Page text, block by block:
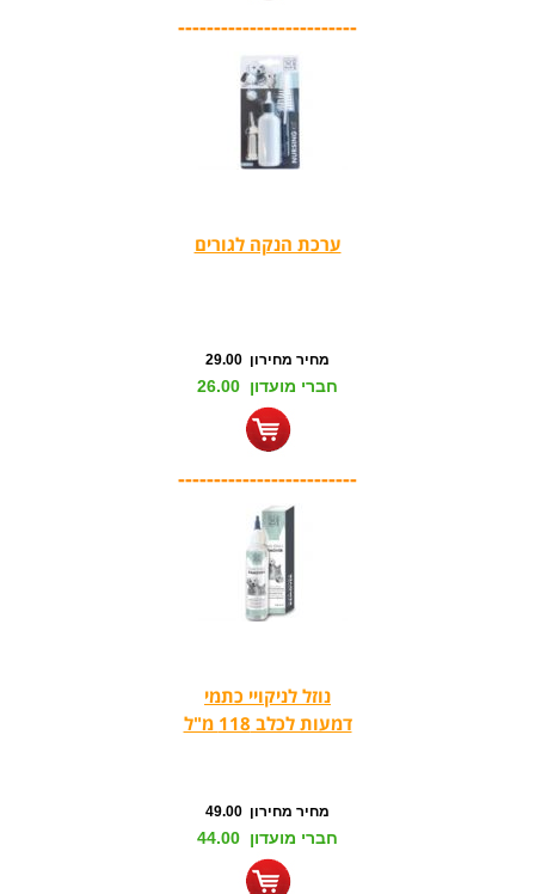
-------------------------
ערכת הנקה לגורים
מחיר מחירון 29.00
חברי מועדון 26.00
-------------------------
נוזל לניקויי כתמי
דמעות לכלב 118 מ"ל
מחיר מחירון 49.00
חברי מועדון 44.00